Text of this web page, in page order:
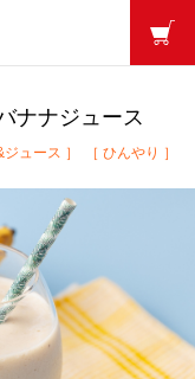
ナナジュース
ュース ］ ［ ひんやり ］